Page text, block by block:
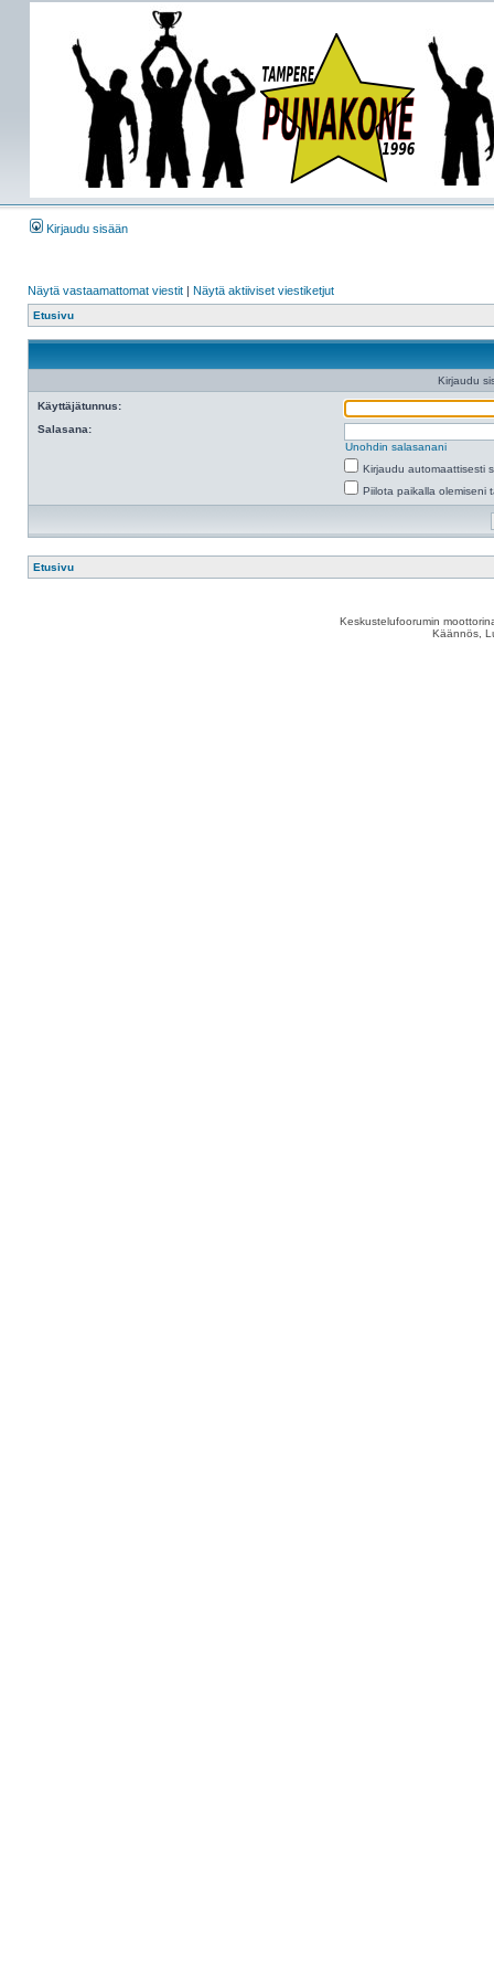
Kirjaudu sisään
Näytä vastaamattomat viestit | Näytä aktiiviset viestiketjut
Etusivu
Kirjaudu
Käyttäjätunnus:
Salasana:
Unohdin salasanani
Kirjaudu automaattisesti
Piilota paikalla olemiseni
Etusivu
Keskustelufoorumin
Käännös,